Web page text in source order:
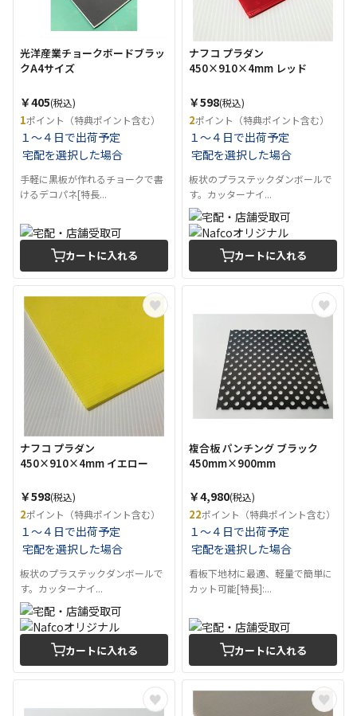
光洋産業チョークボードブラッ
クA4サイズ
￥405(税込)
1ポイント（特典ポイント含む）
１～４日で出荷予定
宅配を選択した場合
手軽に黒板が作れるチョークで書
けるデコパネ[特長...
カートに入れる
ナフコ プラダン
450×910×4mm レッド
￥598(税込)
2ポイント（特典ポイント含む）
１～４日で出荷予定
宅配を選択した場合
板状のプラステックダンボールで
す。カッターナイ...
カートに入れる
ナフコ プラダン
450×910×4mm イエロー
￥598(税込)
2ポイント（特典ポイント含む）
１～４日で出荷予定
宅配を選択した場合
板状のプラステックダンボールで
す。カッターナイ...
カートに入れる
複合板 パンチング ブラック
450mm×900mm
￥4,980(税込)
22ポイント（特典ポイント含む）
１～４日で出荷予定
宅配を選択した場合
看板下地材に最適、軽量で簡単に
カット可能[特長]:...
カートに入れる